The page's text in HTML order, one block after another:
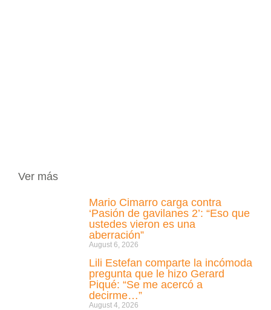
Ver más
Mario Cimarro carga contra
‘Pasión de gavilanes 2’: “Eso que
ustedes vieron es una
aberración”
August 6, 2026
Lili Estefan comparte la incómoda
pregunta que le hizo Gerard
Piqué: “Se me acercó a
decirme…”
August 4, 2026